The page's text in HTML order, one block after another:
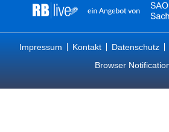
Impressum Kontakt Datenschutz
Browser